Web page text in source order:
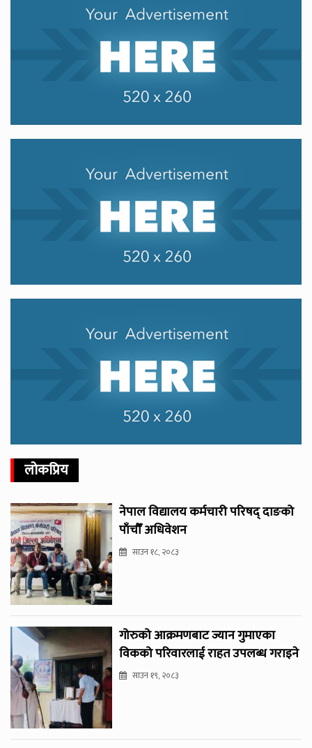
लोकप्रिय
नेपाल विद्यालय कर्मचारी परिषद् दाङको
पाँचौँ अधिवेशन
साउन १८, २०८३
गोरुको आक्रमणबाट ज्यान गुमाएका
विकको परिवारलाई राहत उपलब्ध गराइने
साउन १९, २०८३